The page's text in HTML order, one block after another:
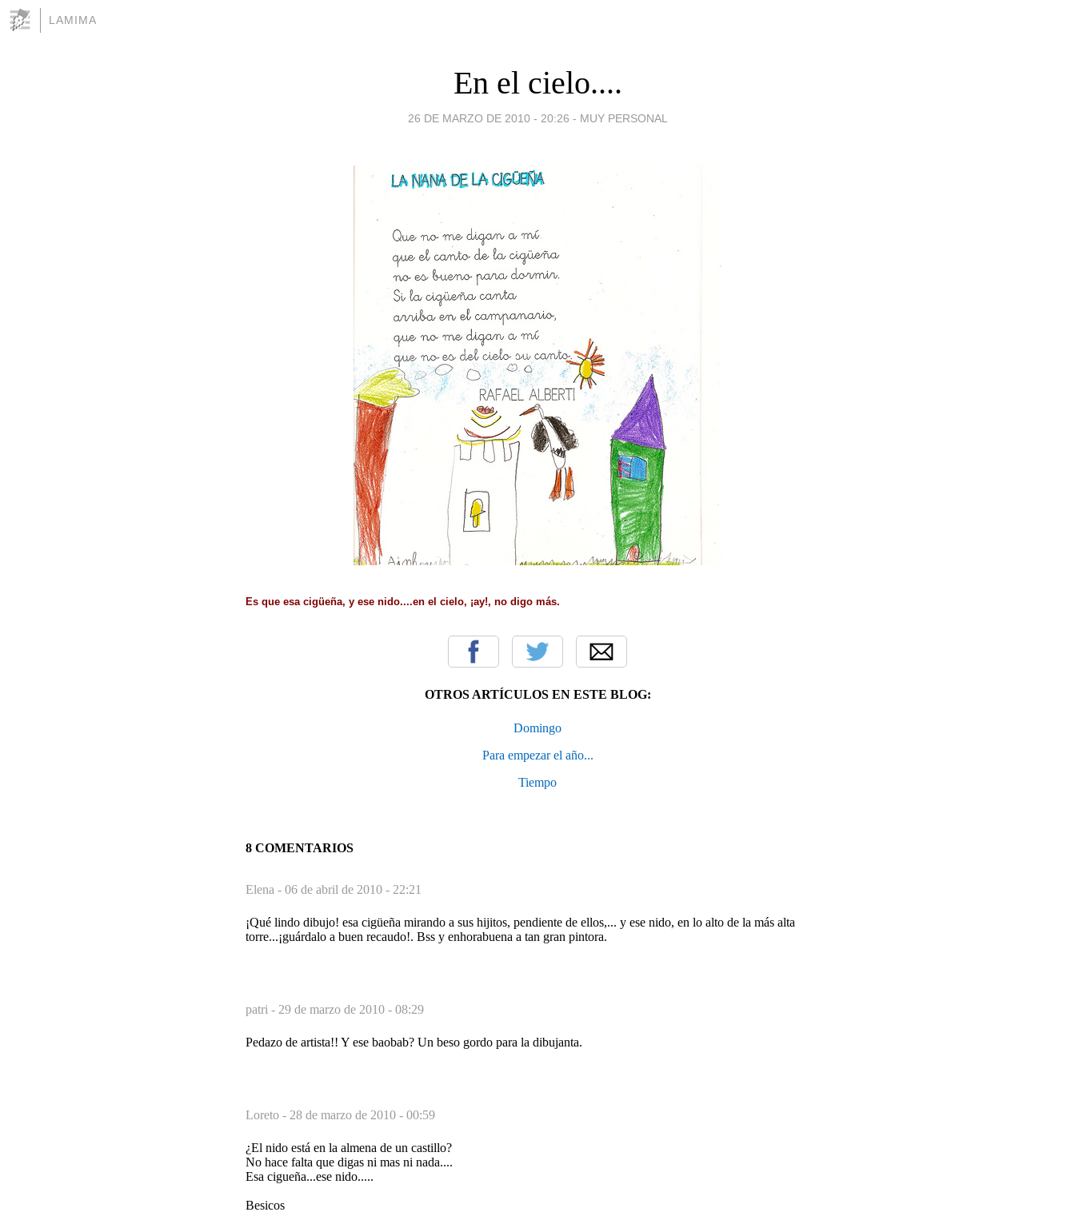
LAMIMA
En el cielo....
26 DE MARZO DE 2010 - 20:26 - MUY PERSONAL
Es que esa cigüeña, y ese nido....en el cielo, ¡ay!, no digo más.
OTROS ARTÍCULOS EN ESTE BLOG:
Domingo
Para empezar el año...
Tiempo
8 COMENTARIOS
Elena - 06 de abril de 2010 - 22:21
¡Qué lindo dibujo! esa cigüeña mirando a sus hijitos, pendiente de ellos,... y ese nido, en lo alto de la más alta
torre...¡guárdalo a buen recaudo!. Bss y enhorabuena a tan gran pintora.
patri - 29 de marzo de 2010 - 08:29
Pedazo de artista!! Y ese baobab? Un beso gordo para la dibujanta.
Loreto - 28 de marzo de 2010 - 00:59
¿El nido está en la almena de un castillo?
No hace falta que digas ni mas ni nada....
Esa cigueña...ese nido.....
Besicos